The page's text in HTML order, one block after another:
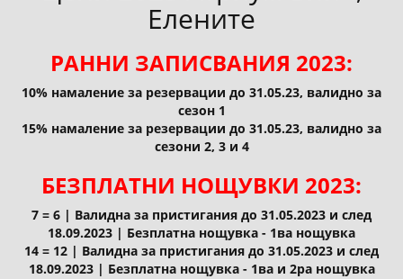
Елените
РАННИ ЗАПИСВАНИЯ 2023:
10% намаление за резервации до 31.05.23, валидно за
сезон 1
15% намаление за резервации до 31.05.23, валидно за
сезони 2, 3 и 4
БЕЗПЛАТНИ НОЩУВКИ 2023:
7 = 6 | Валидна за пристигания до 31.05.2023 и след
18.09.2023 | Безплатна нощувка - 1ва нощувка
14 = 12 | Валидна за пристигания до 31.05.2023 и след
18.09.2023 | Безплатна нощувка - 1ва и 2ра нощувка